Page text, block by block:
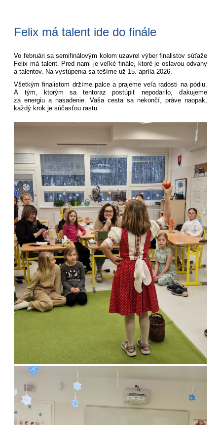
Felix má talent ide do finále
Vo februári sa semifinálovým kolom uzavrel výber finalistov súťaže
Felix má talent. Pred nami je veľké finále, ktoré je oslavou odvahy
a talentov. Na vystúpenia sa tešíme už 15. apríla 2026.
Všetkým finalistom držíme palce a prajeme veľa radosti na pódiu.
A tým, ktorým sa tentoraz postúpiť nepodarilo, ďakujeme
za energiu a nasadenie. Vaša cesta sa nekončí, práve naopak,
každý krok je súčasťou rastu.